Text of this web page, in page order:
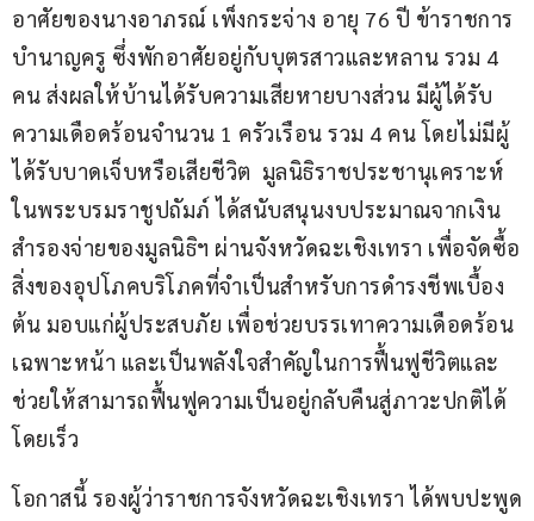
อาศัยของนางอาภรณ์ เพ็งกระจ่าง อายุ 76 ปี ข้าราชการ
บำนาญครู ซึ่งพักอาศัยอยู่กับบุตรสาวและหลาน รวม 4
คน ส่งผลให้บ้านได้รับความเสียหายบางส่วน มีผู้ได้รับ
ความเดือดร้อนจำนวน 1 ครัวเรือน รวม 4 คน โดยไม่มีผู้
ได้รับบาดเจ็บหรือเสียชีวิต  มูลนิธิราชประชานุเคราะห์
ในพระบรมราชูปถัมภ์ ได้สนับสนุนงบประมาณจากเงิน
สำรองจ่ายของมูลนิธิฯ ผ่านจังหวัดฉะเชิงเทรา เพื่อจัดซื้อ
สิ่งของอุปโภคบริโภคที่จำเป็นสำหรับการดำรงชีพเบื้อง
ต้น มอบแก่ผู้ประสบภัย เพื่อช่วยบรรเทาความเดือดร้อน
เฉพาะหน้า และเป็นพลังใจสำคัญในการฟื้นฟูชีวิตและ
ช่วยให้สามารถฟื้นฟูความเป็นอยู่กลับคืนสู่ภาวะปกติได้
โดยเร็ว
โอกาสนี้ รองผู้ว่าราชการจังหวัดฉะเชิงเทรา ได้พบปะพูด